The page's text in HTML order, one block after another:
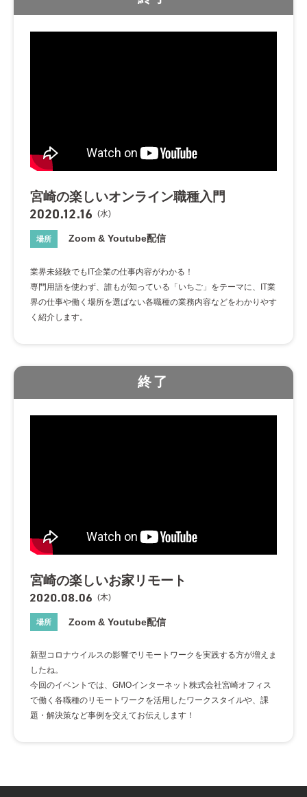
宮崎の楽しいオンライン職種入門
(水)
場所 Zoom & Youtube配信
業界未経験でもIT企業の仕事内容がわかる！
専門用語を使わず、誰もが知っている「いちご」をテーマに、IT業
界の仕事や働く場所を選ばない各職種の業務内容などをわかりやす
く紹介します。
終了
宮崎の楽しいお家リモート
(木)
場所 Zoom & Youtube配信
新型コロナウイルスの影響でリモートワークを実践する方が増えま
したね。
今回のイベントでは、GMOインターネット株式会社宮崎オフィス
で働く各職種のリモートワークを活用したワークスタイルや、課
題・解決策など事例を交えてお伝えします！